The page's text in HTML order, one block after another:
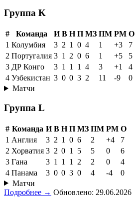
Группа K
# Команда И В Н П МЗ ПМ РМ О
1 Колумбия 3 2 1 0 4 1 +3
7
2 Португалия 3 1 2 0 6 1 +5
5
3 ДР Конго 3 1 1 1 4 3 +1
4
4 Узбекистан 3 0 0 3 2 11 -9
0
Матчи
Группа L
# Команда И В Н П МЗ ПМ РМ О
1 Англия 3 2 1 0 6 2 +4
7
2 Хорватия 3 2 0 1 5 5 0
6
3 Гана 3 1 1 1 2 2 0
4
4 Панама 3 0 0 3 0 4 -4
0
Матчи
Подробнее → Обновлено: 29.06.2026